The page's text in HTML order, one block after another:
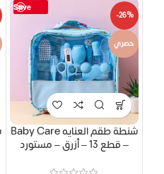
Save
-26%
حصري
شنطة طقم العنايه Baby Care
– قطع 13 – أزرق – مستورد